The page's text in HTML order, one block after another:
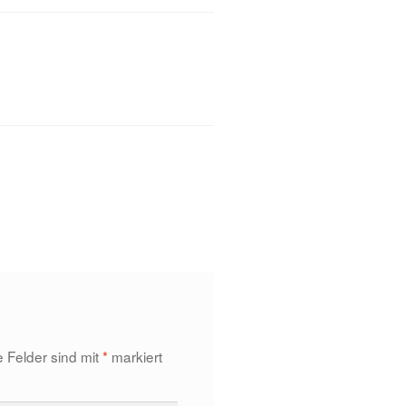
Felder sind mit* markiert